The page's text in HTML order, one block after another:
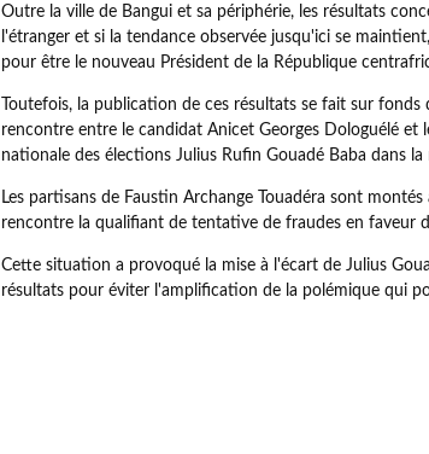
Outre la ville de Bangui et sa périphérie, les résultats
l'étranger et si la tendance observée jusqu'ici se
pour être le nouveau Président de la République
Toutefois, la publication de ces résultats se fait sur
rencontre entre le candidat Anicet Georges Dologuélé et
nationale des élections Julius Rufin Gouadé Baba dans
Les partisans de Faustin Archange Touadéra sont
rencontre la qualifiant de tentative de fraudes en faveur
Cette situation a provoqué la mise à l'écart de Julius
résultats pour éviter l'amplification de la polémique qui